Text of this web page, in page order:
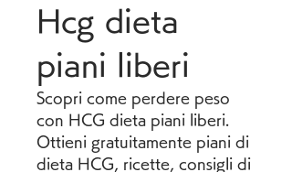
Hcg dieta
piani liberi
Scopri come perdere peso
con HCG dieta piani liberi.
Ottieni gratuitamente piani di
dieta HCG, ricette, consigli di